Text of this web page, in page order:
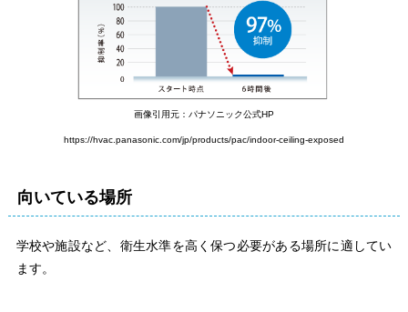
画像引用元：パナソニック公式HP
https://hvac.panasonic.com/jp/products/pac/indoor-ceiling-exposed
向いている場所
学校や施設など、衛生水準を高く保つ必要がある場所に適してい
ます。